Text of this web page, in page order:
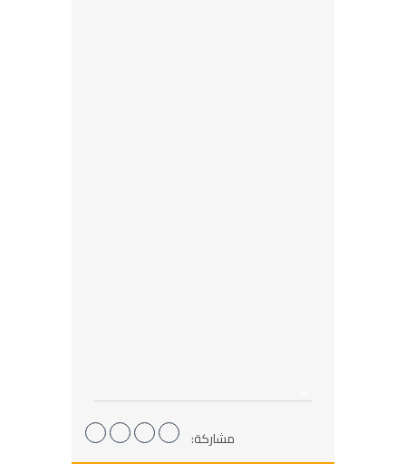
مشاركة: